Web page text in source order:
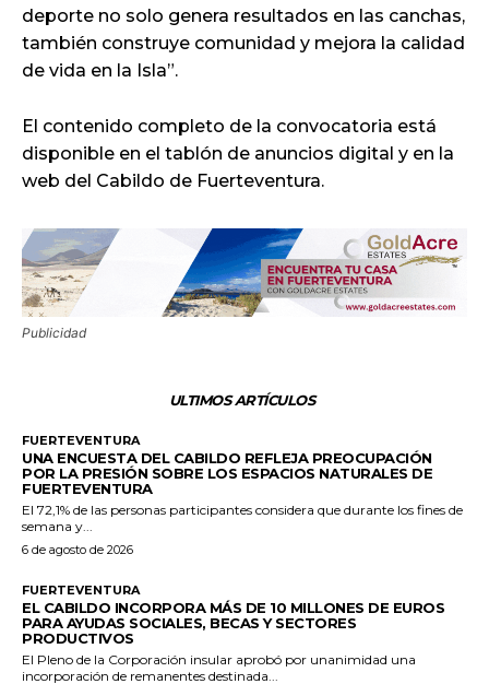
deporte no solo genera resultados en las canchas,
también construye comunidad y mejora la calidad
de vida en la Isla”.
El contenido completo de la convocatoria está
disponible en el tablón de anuncios digital y en la
web del Cabildo de Fuerteventura.
Publicidad
ULTIMOS ARTÍCULOS
FUERTEVENTURA
UNA ENCUESTA DEL CABILDO REFLEJA PREOCUPACIÓN
POR LA PRESIÓN SOBRE LOS ESPACIOS NATURALES DE
FUERTEVENTURA
El 72,1% de las personas participantes considera que durante los fines de
semana y...
6 de agosto de 2026
FUERTEVENTURA
EL CABILDO INCORPORA MÁS DE 10 MILLONES DE EUROS
PARA AYUDAS SOCIALES, BECAS Y SECTORES
PRODUCTIVOS
El Pleno de la Corporación insular aprobó por unanimidad una
incorporación de remanentes destinada...